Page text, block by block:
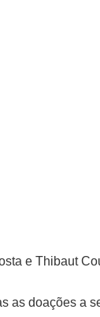
e Thibaut
doações a